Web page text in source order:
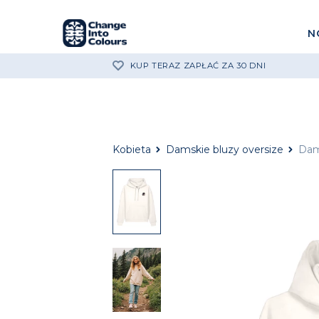
KUP TERAZ ZAPŁAĆ ZA 30 DNI
Kobieta Damskie bluzy oversize
Damska
bluza
kapturem
Symphony
Damska
bluza
z
kapturem
Eternal
Symphony